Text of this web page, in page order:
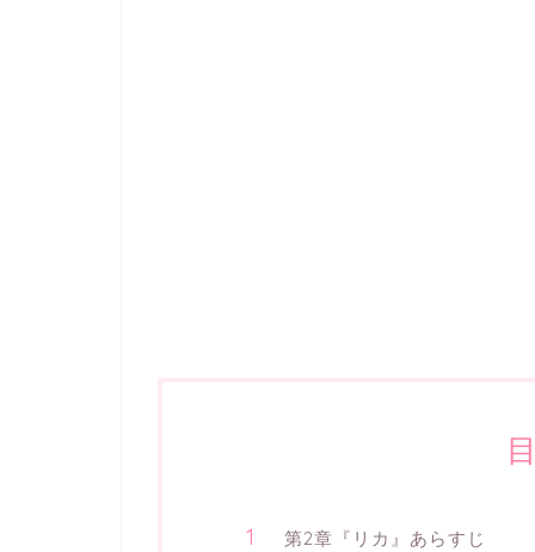
第2章『リカ』あらすじ